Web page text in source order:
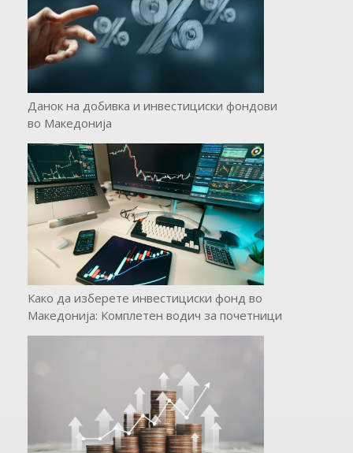
Данок на добивка и инвестициски фондови
во Македонија
Како да изберете инвестициски фонд во
Македонија: Комплетен водич за почетници